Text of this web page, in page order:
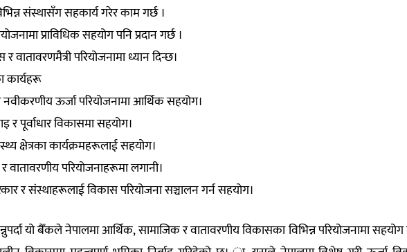
संस्थासँग सहकार्य गरेर काम गर्छ ।
प्राविधिक सहयोग पनि प्रदान गर्छ ।
वातावरणमैत्री परियोजनामा ध्यान दिन्छ।
ऊर्जा परियोजनामा आर्थिक सहयोग।
र पूर्वाधार विकासमा सहयोग।
क्षेत्रका कार्यक्रमहरूलाई सहयोग।
वातावरणीय परियोजनाहरूमा लगानी।
र संस्थाहरूलाई विकास परियोजना सञ्चालन गर्न सहयोग।
यो बैँकले नेपालमा आर्थिक, सामाजिक र वातावरणीय विकासका विभिन्न परियोजनामा